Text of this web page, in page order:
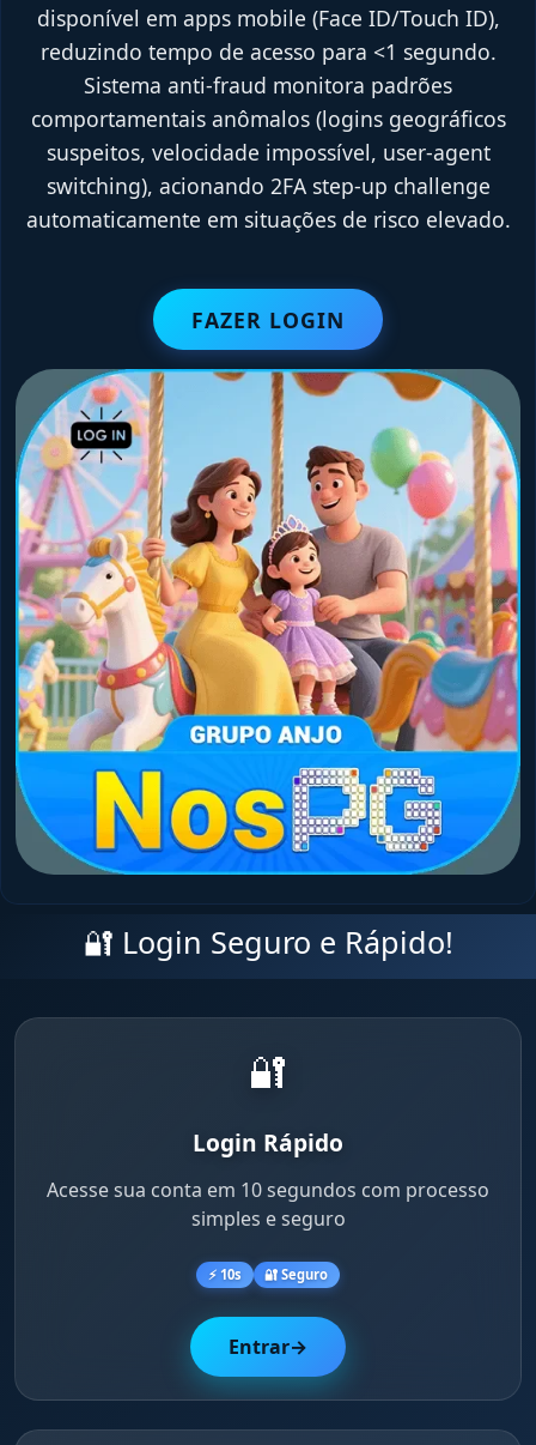
disponível em apps mobile (Face ID/Touch ID),
reduzindo tempo de acesso para <1 segundo.
Sistema anti-fraud monitora padrões
comportamentais anômalos (logins geográficos
suspeitos, velocidade impossível, user-agent
switching), acionando 2FA step-up challenge
automaticamente em situações de risco elevado.
FAZER LOGIN
🔐 Login Seguro e Rápido!
🔐
Login Rápido
Acesse sua conta em 10 segundos com processo
simples e seguro
⚡ 10s 🔐 Seguro
Entrar→